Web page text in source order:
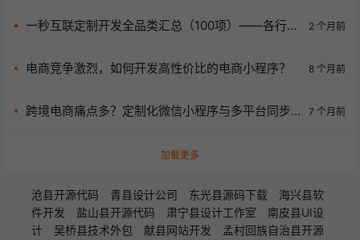
一秒互联定制开发全品类汇总（100项）——各行业
2 个月前
电商竞争激烈，如何开发高性价比的电商小程序？ 8 个月前
跨境电商痛点多？定制化微信小程序与多平台同步
7 个月前
加载更多
沧县开源代码 青县设计公司 东光县源码下载
海兴县软
件开发
盐山县开源代码 肃宁县设计工作室
南皮县UI设
计
吴桥县技术外包 献县网站开发
孟村回族自治县开源